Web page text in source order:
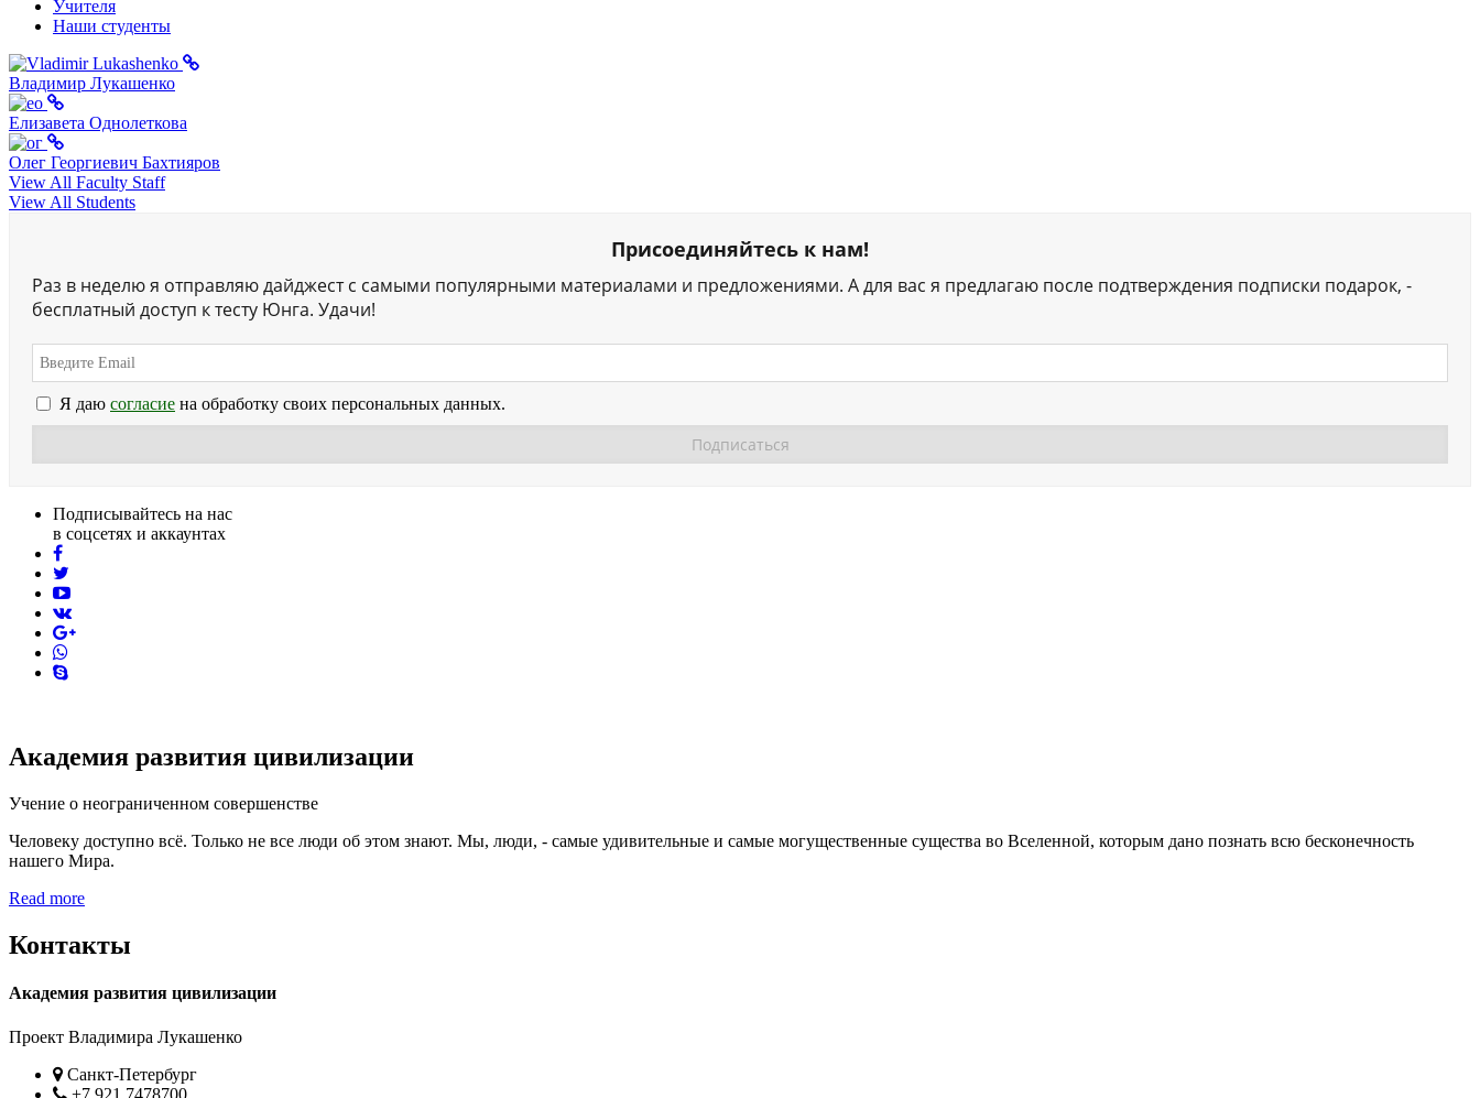
Учителя
Наши студенты
Владимир Лукашенко
Елизавета Однолеткова
Олег Георгиевич Бахтияров
View All Faculty Staff
View All Students
Присоединяйтесь к нам!
Раз в неделю я отправляю дайджест с самыми популярными материалами и предложениями. А для вас я предлагаю после подтверждения подписки подарок, -
бесплатный доступ к тесту Юнга. Удачи!
Я даю согласие на обработку своих персональных данных.
Подписывайтесь на нас
в соцсетях и аккаунтах
facebook
youtube
vk
skype
Академия развития цивилизации
Учение о неограниченном совершенстве
Человеку доступно всё. Только не все люди об этом знают. Мы, люди, - самые удивительные и самые могущественные существа во Вселенной, которым дано познать всю бесконечность
нашего Мира.
Read more
Контакты
Академия развития цивилизации
Проект Владимира Лукашенко
Location
Санкт-Петербург
Phone
+7 921 7478700